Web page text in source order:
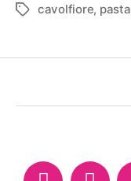
cavolfiore, pasta